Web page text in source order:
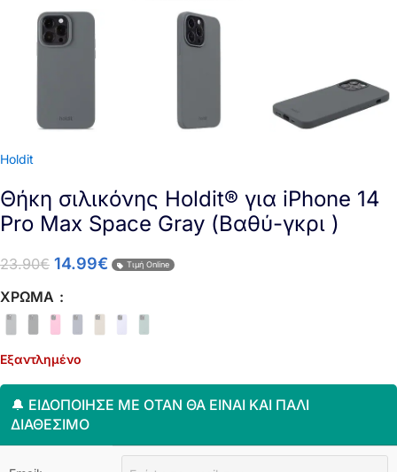
Holdit
Θήκη σιλικόνης Holdit® για iPhone 14
Pro Max Space Gray (Βαθύ-γκρι )
23.90€ 14.99€ Τιμή Online
ΧΡΏΜΑ
Εξαντλημένο
🔔 ΕΙΔΟΠΟΊΗΣΈ ΜΕ ΌΤΑΝ ΘΑ ΕΊΝΑΙ ΚΑΙ ΠΆΛΙ
ΔΙΑΘΈΣΙΜΟ